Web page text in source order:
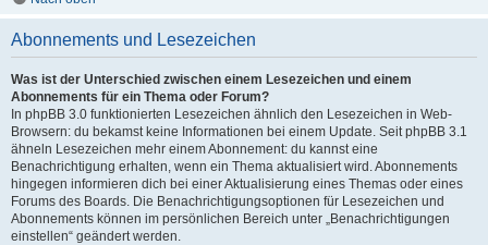
Abonnements und Lesezeichen
Was ist der Unterschied zwischen einem Lesezeichen und einem
Abonnements für ein Thema oder Forum?
In phpBB 3.0 funktionierten Lesezeichen ähnlich den Lesezeichen in Web-
Browsern: du bekamst keine Informationen bei einem Update. Seit phpBB 3.1
ähneln Lesezeichen mehr einem Abonnement: du kannst eine
Benachrichtigung erhalten, wenn ein Thema aktualisiert wird. Abonnements
hingegen informieren dich bei einer Aktualisierung eines Themas oder eines
Forums des Boards. Die Benachrichtigungsoptionen für Lesezeichen und
Abonnements können im persönlichen Bereich unter „Benachrichtigungen
einstellen“ geändert werden.